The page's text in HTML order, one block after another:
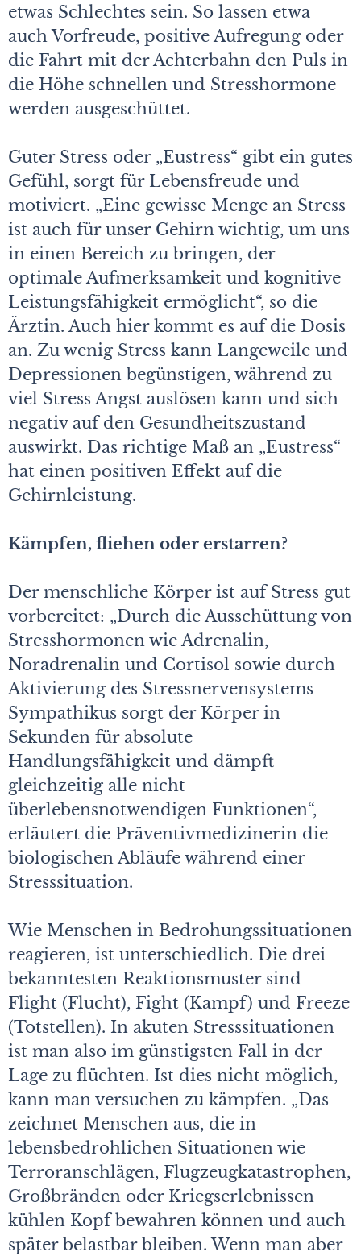
etwas Schlechtes sein. So lassen etwa
auch Vorfreude, positive Aufregung oder
die Fahrt mit der Achterbahn den Puls in
die Höhe schnellen und Stresshormone
werden ausgeschüttet.
Guter Stress oder „Eustress“ gibt ein gutes
Gefühl, sorgt für Lebensfreude und
motiviert. „Eine gewisse Menge an Stress
ist auch für unser Gehirn wichtig, um uns
in einen Bereich zu bringen, der
optimale Aufmerksamkeit und kognitive
Leistungsfähigkeit ermöglicht“, so die
Ärztin. Auch hier kommt es auf die Dosis
an. Zu wenig Stress kann Langeweile und
Depressionen begünstigen, während zu
viel Stress Angst auslösen kann und sich
negativ auf den Gesundheitszustand
auswirkt. Das richtige Maß an „Eustress“
hat einen positiven Effekt auf die
Gehirnleistung.
Kämpfen, fliehen oder erstarren?
Der menschliche Körper ist auf Stress gut
vorbereitet: „Durch die Ausschüttung von
Stresshormonen wie Adrenalin,
Noradrenalin und Cortisol sowie durch
Aktivierung des Stressnervensystems
Sympathikus sorgt der Körper in
Sekunden für absolute
Handlungsfähigkeit und dämpft
gleichzeitig alle nicht
überlebensnotwendigen Funktionen“,
erläutert die Präventivmedizinerin die
biologischen Abläufe während einer
Stresssituation.
Wie Menschen in Bedrohungssituationen
reagieren, ist unterschiedlich. Die drei
bekanntesten Reaktionsmuster sind
Flight (Flucht), Fight (Kampf) und Freeze
(Totstellen). In akuten Stresssituationen
ist man also im günstigsten Fall in der
Lage zu flüchten. Ist dies nicht möglich,
kann man versuchen zu kämpfen. „Das
zeichnet Menschen aus, die in
lebensbedrohlichen Situationen wie
Terroranschlägen, Flugzeugkatastrophen,
Großbränden oder Kriegserlebnissen
kühlen Kopf bewahren können und auch
später belastbar bleiben. Wenn man aber